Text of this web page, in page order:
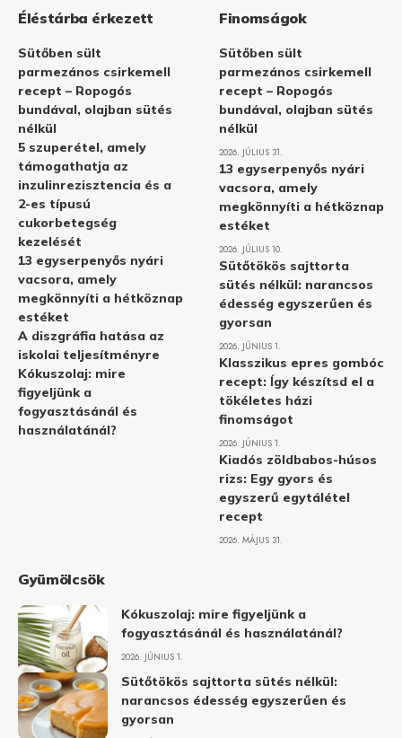
Éléstárba érkezett
Sütőben sült
parmezános csirkemell
recept – Ropogós
bundával, olajban sütés
nélkül
5 szuperétel, amely
támogathatja az
inzulinrezisztencia és a
2-es típusú
cukorbetegség
kezelését
13 egyserpenyős nyári
vacsora, amely
megkönnyíti a hétköznap
estéket
A diszgráfia hatása az
iskolai teljesítményre
Kókuszolaj: mire
figyeljünk a
fogyasztásánál és
használatánál?
Finomságok
Sütőben sült
parmezános csirkemell
recept – Ropogós
bundával, olajban sütés
nélkül
2026. JÚLIUS 31.
13 egyserpenyős nyári
vacsora, amely
megkönnyíti a hétköznap
estéket
2026. JÚLIUS 10.
Sütőtökös sajttorta
sütés nélkül: narancsos
édesség egyszerűen és
gyorsan
2026. JÚNIUS 1.
Klasszikus epres gombóc
recept: Így készítsd el a
tökéletes házi
finomságot
2026. JÚNIUS 1.
Kiadós zöldbabos-húsos
rizs: Egy gyors és
egyszerű egytálétel
recept
2026. MÁJUS 31.
Gyümölcsök
Kókuszolaj: mire figyeljünk a
fogyasztásánál és használatánál?
2026. JÚNIUS 1.
Sütőtökös sajttorta sütés nélkül:
narancsos édesség egyszerűen és
gyorsan